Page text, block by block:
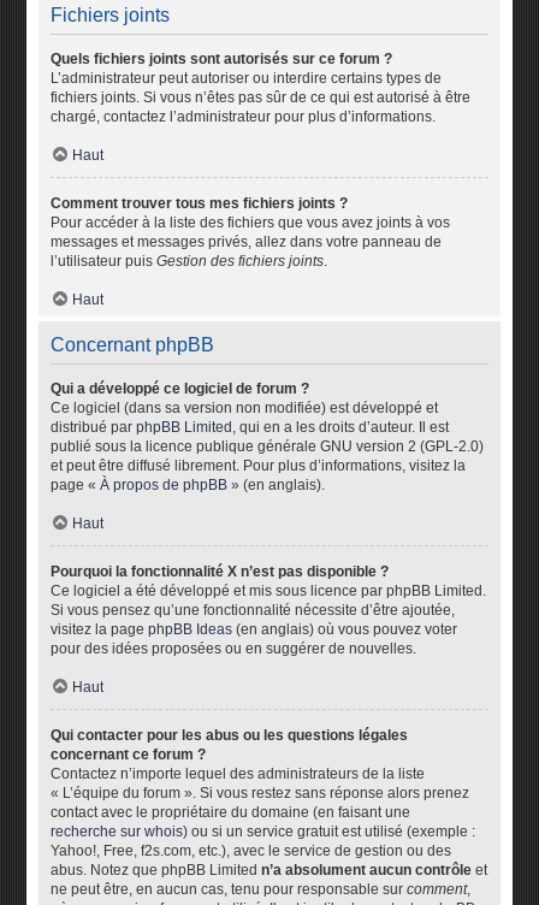
Fichiers joints
Quels fichiers joints sont autorisés sur ce forum ?
L’administrateur peut autoriser ou interdire certains types de
fichiers joints. Si vous n’êtes pas sûr de ce qui est autorisé à être
chargé, contactez l’administrateur pour plus d’informations.
Haut
Comment trouver tous mes fichiers joints ?
Pour accéder à la liste des fichiers que vous avez joints à vos
messages et messages privés, allez dans votre panneau de
l’utilisateur puisGestion des fichiers joints.
Haut
Concernant phpBB
Qui a développé ce logiciel de forum ?
Ce logiciel (dans sa version non modifiée) est développé et
distribué parphpBB Limited , qui en a les droits d’auteur. Il est
publié sous la licence publique générale GNU version 2 (GPL-2.0)
et peut être diffusé librement. Pour plus d’informations, visitez la
page «À propos de phpBB » (en anglais).
Haut
Pourquoi la fonctionnalité X n’est pas disponible ?
Ce logiciel a été développé et mis sous licence par phpBB Limited.
Si vous pensez qu’une fonctionnalité nécessite d’être ajoutée,
visitez la pagephpBB Ideas (en anglais) où vous pouvez voter
pour des idées proposées ou en suggérer de nouvelles.
Haut
Qui contacter pour les abus ou les questions légales
concernant ce forum ?
Contactez n’importe lequel des administrateurs de la liste
« L’équipe du forum ». Si vous restez sans réponse alors prenez
contact avec le propriétaire du domaine (en faisant une
recherche sur whois) ou si un service gratuit est utilisé (exemple :
Yahoo!, Free, f2s.com, etc.), avec le service de gestion ou des
abus. Notez que phpBB Limitedn’a absolument aucun contrôle et
ne peut être, en aucun cas, tenu pour responsable surcomment,